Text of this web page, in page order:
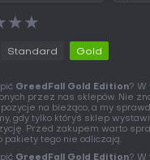
★★
Standard Gold
GreedFall Gold Edition? W
przez nas sklepów. Nie
na bieżąco, a my
gdy tylko któryś sklep
Przed zakupem warto
pakiety tego nie odliczają.
GreedFall Gold Edition? W